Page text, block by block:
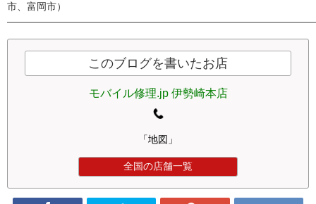
市、富岡市）
このブログを書いたお店
モバイル修理.jp 伊勢崎本店
「地図」
全国の店舗一覧